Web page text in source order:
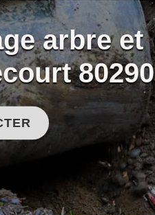
arbre et
80290